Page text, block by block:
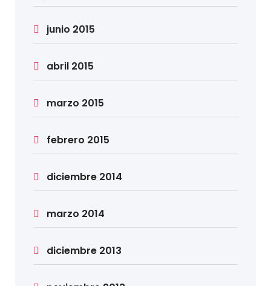
junio 2015
abril 2015
marzo 2015
febrero 2015
diciembre 2014
marzo 2014
diciembre 2013